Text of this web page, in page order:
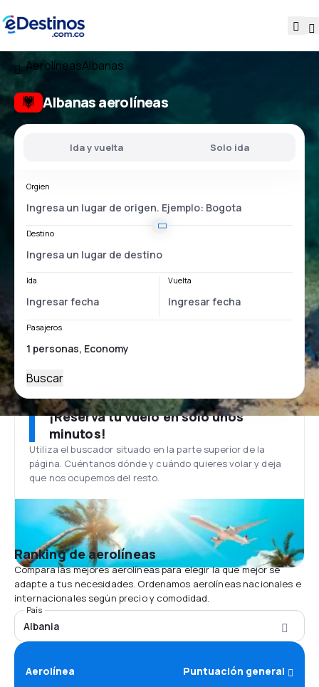
AerolíneasAlbanas
Albanas aerolíneas
Ida y vuelta Solo ida
Orgien
Destino
Ida Vuelta
Pasajeros
Buscar
¡Reserva tu vuelo en solo unos
minutos!
Utiliza el buscador situado en la parte superior de la
página. Cuéntanos dónde y cuándo quieres volar y deja
que nos ocupemos del resto.
Ranking de aerolíneas
Compara las mejores aerolíneas para elegir la que mejor se
adapte a tus necesidades. Ordenamos aerolíneas nacionales e
internacionales según precio y comodidad.
País
Albania
Aerolínea Puntuación general